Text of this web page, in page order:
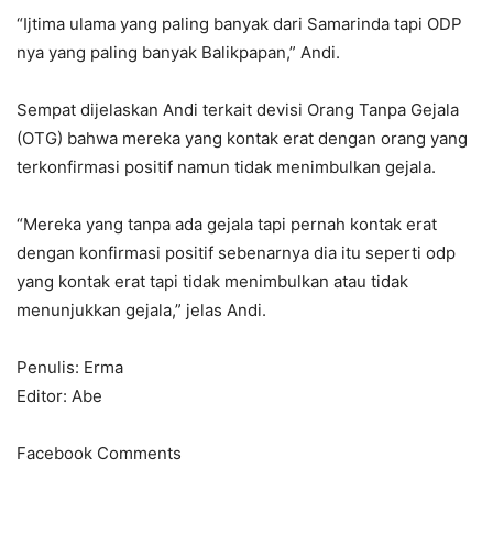
“Ijtima ulama yang paling banyak dari Samarinda tapi ODP
nya yang paling banyak Balikpapan,” Andi.
Sempat dijelaskan Andi terkait devisi Orang Tanpa Gejala
(OTG) bahwa mereka yang kontak erat dengan orang yang
terkonfirmasi positif namun tidak menimbulkan gejala.
“Mereka yang tanpa ada gejala tapi pernah kontak erat
dengan konfirmasi positif sebenarnya dia itu seperti odp
yang kontak erat tapi tidak menimbulkan atau tidak
menunjukkan gejala,” jelas Andi.
Penulis: Erma
Editor: Abe
Facebook Comments